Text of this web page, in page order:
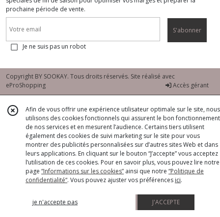
prochaine période de vente.
S'abonner
Je ne suis pas un robot
Copyright BY SOOKAY. Tous droits réservés. Site réalisé avec
eProShopping
Accès gérant
Afin de vous offrir une expérience utilisateur optimale sur le site, nous
utilisons des cookies fonctionnels qui assurent le bon fonctionnement
de nos services et en mesurent l’audience. Certains tiers utilisent
également des cookies de suivi marketing sur le site pour vous
montrer des publicités personnalisées sur d’autres sites Web et dans
leurs applications. En cliquant sur le bouton “J’accepte” vous acceptez
l’utilisation de ces cookies. Pour en savoir plus, vous pouvez lire notre
page “Informations sur les cookies” ainsi que notre “Politique de
confidentialité“. Vous pouvez ajuster vos préférences ici.
je n'accepte pas J'ACCEPTE